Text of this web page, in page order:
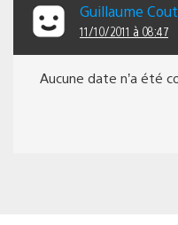
Guillaume
11/10/2011 à 08:47
Aucune date n’a été